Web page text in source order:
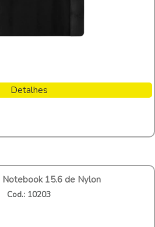
Detalhes
Notebook 15.6 de Nylon
Cod.: 10203